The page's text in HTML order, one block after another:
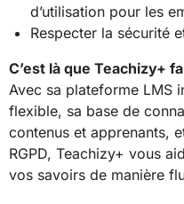
d’utilisation pour les
Respecter la sécurité
C’est là que Teachizy+
Avec sa plateforme LMS
flexible, sa base de
contenus et apprenants,
RGPD, Teachizy+ vous
vos savoirs de manière